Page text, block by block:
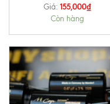
Giá: 155,000₫
Còn hàng